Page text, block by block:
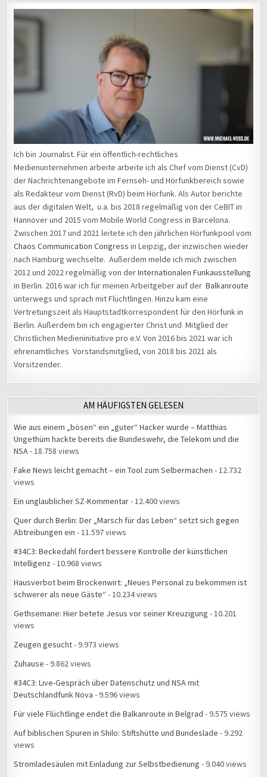
Ich bin Journalist. Für ein öffentlich-rechtliches
Medienunternehmen arbeite arbeite ich als Chef vom Dienst (CvD)
der Nachrichtenangebote im Fernseh- und Hörfunkbereich sowie
als Redakteur vom Dienst (RvD) beim Hörfunk. Als Autor berichte
aus der digitalen Welt, u.a. bis 2018 regelmäßig von der CeBIT in
Hannover und 2015 vom Mobile World Congress in Barcelona.
Zwischen 2017 und 2021 leitete ich den jährlichen Hörfunkpool vom
Chaos Communication Congress in Leipzig, der inzwischen wieder
nach Hamburg wechselte. Außerdem melde ich mich zwischen
2012 und 2022 regelmäßig von derInternationalen Funkausstellung
in Berlin. 2016 war ich für meinen Arbeitgeber auf derBalkanroute
unterwegs und sprach mit Flüchtlingen. Hinzu kam eine
Vertretungszeit als Hauptstadtkorrespondent für den Hörfunk in
Berlin. Außerdem bin ich engagierter Christ und Mitglied der
Christlichen Medieninitiative pro e.V. Von 2016 bis 2021 war ich
ehrenamtliches Vorstandsmitglied, von 2018 bis 2021 als
Vorsitzender.
AM HÄUFIGSTEN GELESEN
Wie aus einem „bösen“ ein „guter“ Hacker wurde – Matthias
Ungethüm hackte bereits die Bundeswehr, die Telekom und die
NSA- 18.758 views
Fake News leicht gemacht – ein Tool zum Selbermachen - 12.732
views
Ein unglaublicher SZ-Kommentar- 12.400 views
Quer durch Berlin: Der „Marsch für das Leben“ setzt sich gegen
Abtreibungen ein - 11.597 views
#34C3: Beckedahl fordert bessere Kontrolle der künstlichen
Intelligenz - 10.968 views
Hausverbot beim Brockenwirt: „Neues Personal zu bekommen ist
schwerer als neue Gäste“ - 10.234 views
Gethsemane: Hier betete Jesus vor seiner Kreuzigung - 10.201
views
Zeugen gesucht- 9.973 views
Zuhause - 9.862 views
#34C3: Live-Gespräch über Datenschutz und NSA mit
Deutschlandfunk Nova - 9.596 views
Für viele Flüchtlinge endet die Balkanroute in Belgrad - 9.575 views
Auf biblischen Spuren in Shilo: Stiftshütte und Bundeslade - 9.292
views
Stromladesäulen mit Einladung zur Selbstbedienung - 9.040 views